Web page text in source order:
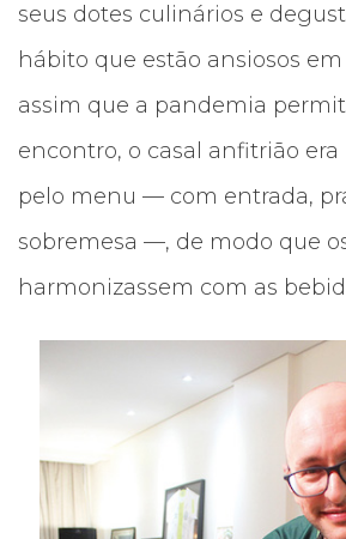
seus dotes culinários e
hábito que estão ansiosos
assim que a pandemia
encontro, o casal anfitrião era
pelo menu — com entrada,
sobremesa —, de modo que
harmonizassem com as